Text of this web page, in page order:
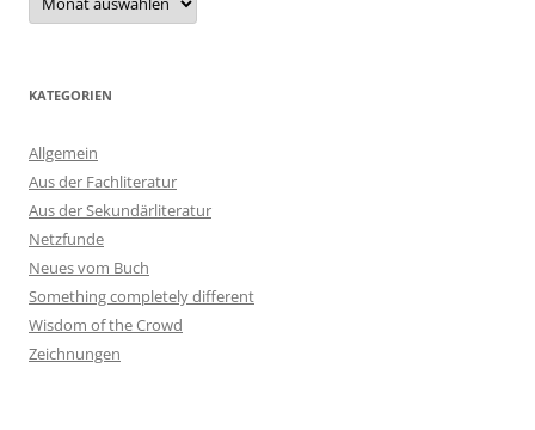
KATEGORIEN
Allgemein
Aus der Fachliteratur
Aus der Sekundärliteratur
Netzfunde
Neues vom Buch
Something completely different
Wisdom of the Crowd
Zeichnungen